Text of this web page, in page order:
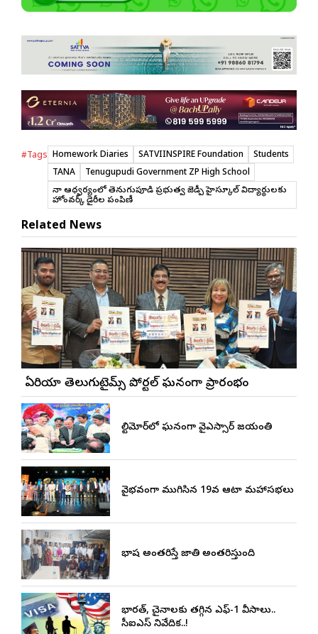
#Tags Homework Diaries SATVIINSPIRE Foundation
Students
TANA
Tenugupudi Government ZP High School
తానా ఆధ్వర్యంలో తెనుగుపూడి ప్రభుత్వ జెడ్పీ హైస్కూల్ విద్యార్థులకు
హోంవర్క్ డైరీల పంపిణీ
Related News
బే ఏరియా తెలుగుటైమ్స్ పోర్టల్ ఘనంగా ప్రారంభం
బాల్టిమోర్‌లో ఘనంగా వైఎస్సార్‌ జయంతి
వైభవంగా ముగిసిన 19వ ఆటా మహాసభలు
భాష అంతరిస్తే జాతి అంతరిస్తుంది
భారత్, చైనాలకు తగ్గిన ఎఫ్-1 వీసాలు..
సీఐఎస్ నివేదిక..!